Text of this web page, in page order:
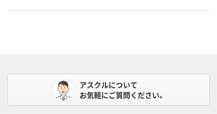
アスクルについて
お気軽にご質問ください。